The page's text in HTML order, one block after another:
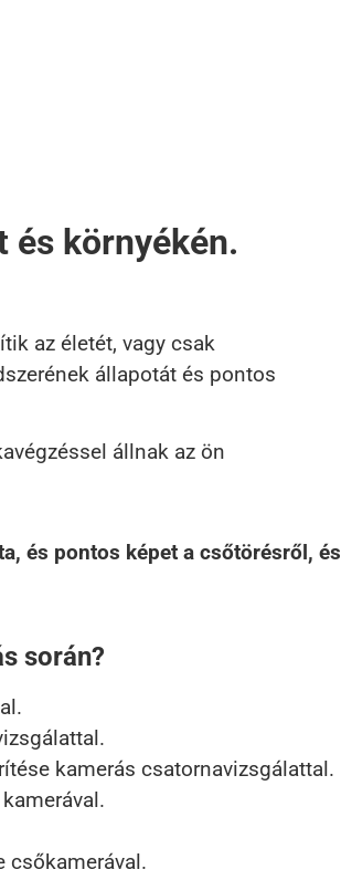
és környékén.
az életét, vagy csak
állapotát és pontos
állnak az ön
és pontos képet a csőtörésről, és
során?
kamerás csatornavizsgálattal.
csőkamerával.